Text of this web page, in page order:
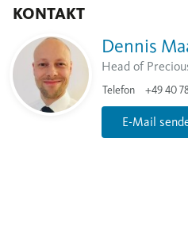
KONTAKT
Dennis
Head of
Telefon +49 40
E-Mail